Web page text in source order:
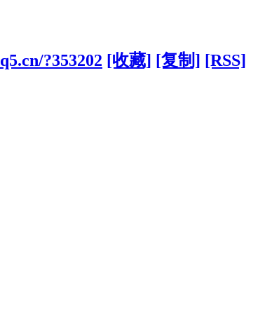
?353202 [收藏] [复制] [RSS]